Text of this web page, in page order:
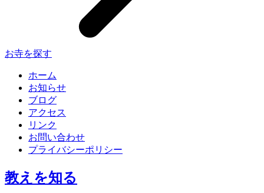
お寺を探す
ホーム
お知らせ
ブログ
アクセス
リンク
お問い合わせ
プライバシーポリシー
教えを知る